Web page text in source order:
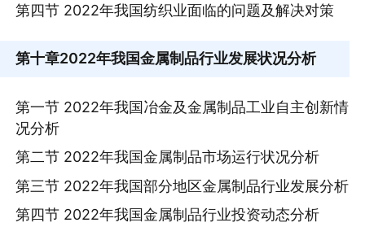
第四节 2022年我国纺织业面临的问题及解决对策
第十章2022年我国金属制品行业发展状况分析
第一节 2022年我国冶金及金属制品工业自主创新情
况分析
第二节 2022年我国金属制品市场运行状况分析
第三节 2022年我国部分地区金属制品行业发展分析
第四节 2022年我国金属制品行业投资动态分析